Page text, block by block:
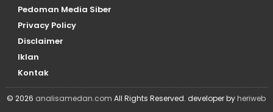
Pedoman Media Siber
Privacy Policy
Disclaimer
Iklan
Kontak
© 2026 analisamedan.com All Rights Reserved. developer by heriweb